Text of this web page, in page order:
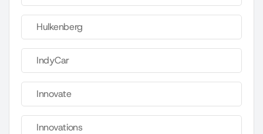
Hulkenberg
IndyCar
Innovate
Innovations